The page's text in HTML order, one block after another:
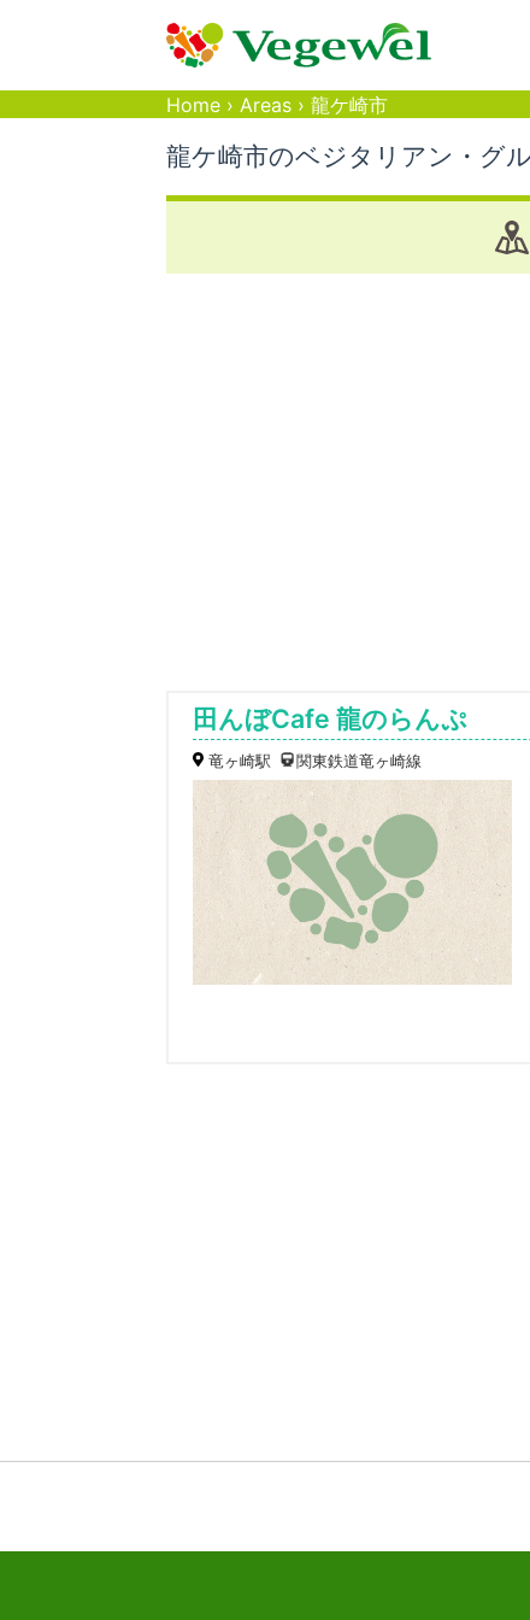
Home › Areas › 龍ケ崎市
龍ケ崎市のベジタリアン・グ
田んぼCafe 龍のらんぷ
竜ヶ崎駅
関東鉄道竜ヶ崎線